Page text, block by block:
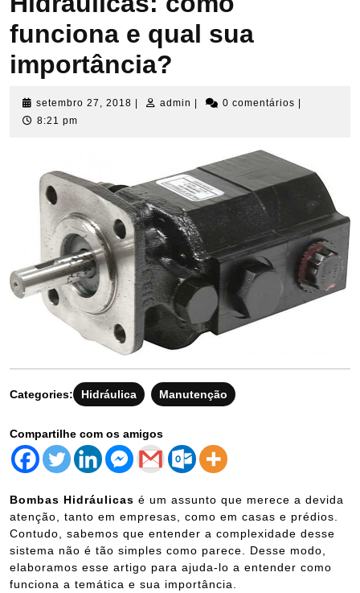
funciona e qual sua
importância?
setembro 27, 2018 setembro
admin admin0 comentários
8:21 pm
Categories: Hidráulica Manutenção
Compartilhe com os amigos
Bombas Hidráulicas é um assunto que merece a devida
atenção, tanto em empresas, como em casas e prédios.
Contudo, sabemos que entender a complexidade desse
sistema não é tão simples como parece. Desse modo,
elaboramos esse artigo para ajuda-lo a entender como
funciona a temática e sua importância.